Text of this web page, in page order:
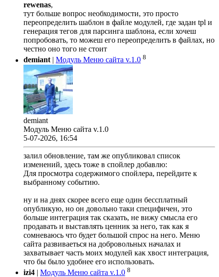
rewenas,
тут больше вопрос необходимости, это просто
переопределить шаблон в файле модулей, где задан tpl и
генерация тегов для парсинга шаблона, если хочеш
попробовать, то можеш его переопределить в файлах, но
честно оно того не стоит
demiant| Модуль Меню сайта v.1.0 8
demiant
Модуль Меню сайта v.1.0
5-07-2026, 16:54
залил обновление, там же опубликовал список
изменений, здесь тоже в спойлер добавлю:
Для просмотра содержимого спойлера, перейдите к
выбранному событию.
ну и на днях скорее всего еще один бессплатный
опубликую, но он довольно таки специфичен, это
больше интеграция так сказать, не вижу смысла его
продавать и выставлять ценник за него, так как я
сомневаюсь что будет большой спрос на него. Меню
сайта развиваеться на добровольных началах и
захватывает часть моих модулей как хвост интеграция,
что бы было удобнее его использовать.
izi4 | Модуль Меню сайта v.1.0 8